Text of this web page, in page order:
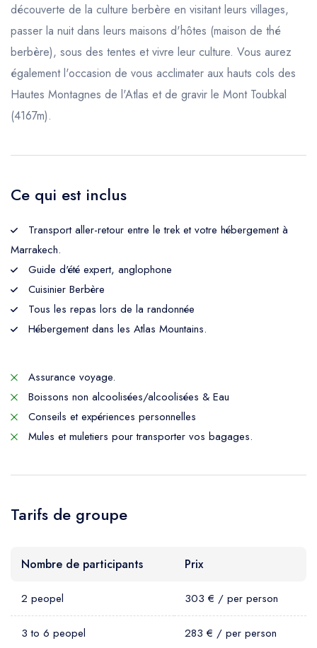
découverte de la culture berbère en visitant leurs villages,
passer la nuit dans leurs maisons d'hôtes (maison de thé
berbère), sous des tentes et vivre leur culture. Vous aurez
également l'occasion de vous acclimater aux hauts cols des
Hautes Montagnes de l'Atlas et de gravir le Mont Toubkal
(4167m).
Ce qui est inclus
Transport aller-retour entre le trek et votre hébergement à
Marrakech.
Guide d'été expert, anglophone
Cuisinier Berbère
Tous les repas lors de la randonnée
Hébergement dans les Atlas Mountains.
Assurance voyage.
Boissons non alcoolisées/alcoolisées & Eau
Conseils et expériences personnelles
Mules et muletiers pour transporter vos bagages.
Tarifs de groupe
Nombre de participants Prix
2 peopel 303 € / per person
3 to 6 peopel 283 € / per person